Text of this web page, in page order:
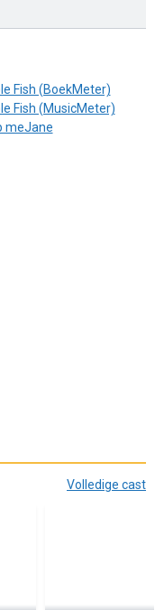
Fish (BoekMeter)
Fish (MusicMeter)
meJane
Volledige cast